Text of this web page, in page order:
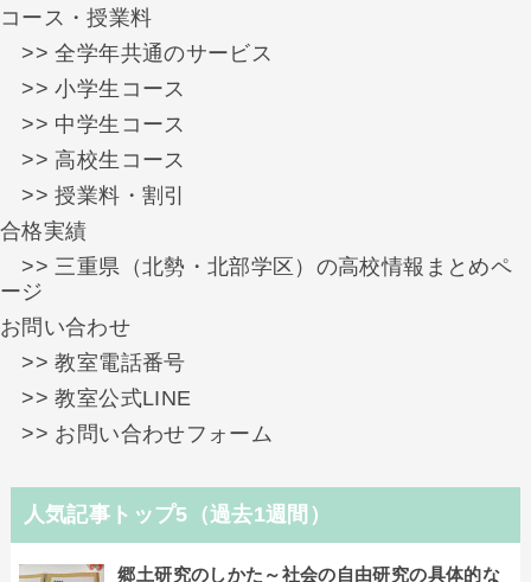
コース・授業料
>> 全学年共通のサービス
>> 小学生コース
>> 中学生コース
>> 高校生コース
>> 授業料・割引
合格実績
>> 三重県（北勢・北部学区）の高校情報まとめペ
ージ
お問い合わせ
>> 教室電話番号
>> 教室公式LINE
>> お問い合わせフォーム
人気記事トップ5（過去1週間）
郷土研究のしかた～社会の自由研究の具体的な